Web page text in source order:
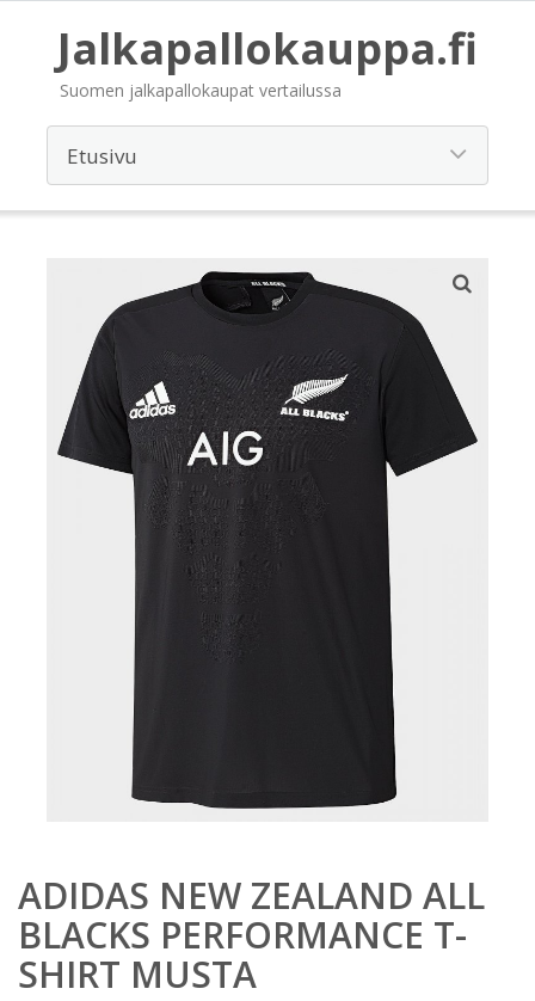
Jalkapallokauppa.fi
Suomen jalkapallokaupat vertailussa
ADIDAS NEW ZEALAND ALL
BLACKS PERFORMANCE T-
SHIRT MUSTA